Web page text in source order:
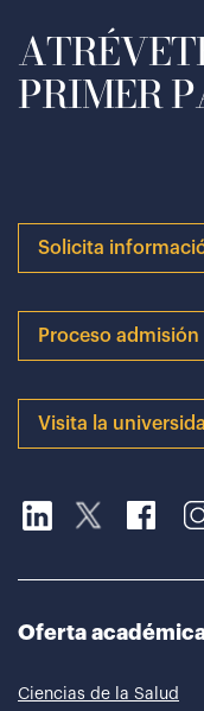
PRIMER
Solicita
Proceso admisión
Visita la
Oferta
Ciencias de la Salud